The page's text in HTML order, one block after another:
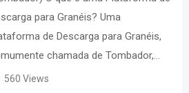
para Granéis? Uma
de Descarga para Granéis,
chamada de Tombador,…
560 Views